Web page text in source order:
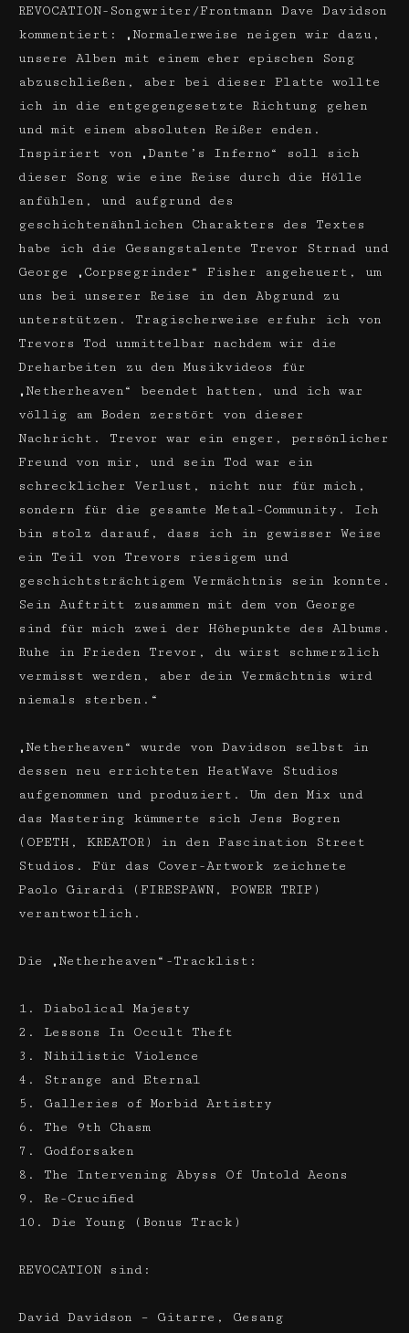
REVOCATION-Songwriter/Frontmann Dave Davidson
kommentiert: „Normalerweise neigen wir dazu,
unsere Alben mit einem eher epischen Song
abzuschließen, aber bei dieser Platte wollte
ich in die entgegengesetzte Richtung gehen
und mit einem absoluten Reißer enden.
Inspiriert von „Dante’s Inferno“ soll sich
dieser Song wie eine Reise durch die Hölle
anfühlen, und aufgrund des
geschichtenähnlichen Charakters des Textes
habe ich die Gesangstalente Trevor Strnad und
George „Corpsegrinder“ Fisher angeheuert, um
uns bei unserer Reise in den Abgrund zu
unterstützen. Tragischerweise erfuhr ich von
Trevors Tod unmittelbar nachdem wir die
Dreharbeiten zu den Musikvideos für
„Netherheaven“ beendet hatten, und ich war
völlig am Boden zerstört von dieser
Nachricht. Trevor war ein enger, persönlicher
Freund von mir, und sein Tod war ein
schrecklicher Verlust, nicht nur für mich,
sondern für die gesamte Metal-Community. Ich
bin stolz darauf, dass ich in gewisser Weise
ein Teil von Trevors riesigem und
geschichtsträchtigem Vermächtnis sein konnte.
Sein Auftritt zusammen mit dem von George
sind für mich zwei der Höhepunkte des Albums.
Ruhe in Frieden Trevor, du wirst schmerzlich
vermisst werden, aber dein Vermächtnis wird
niemals sterben.“
„Netherheaven“ wurde von Davidson selbst in
dessen neu errichteten HeatWave Studios
aufgenommen und produziert. Um den Mix und
das Mastering kümmerte sich Jens Bogren
(OPETH, KREATOR) in den Fascination Street
Studios. Für das Cover-Artwork zeichnete
Paolo Girardi (FIRESPAWN, POWER TRIP)
verantwortlich.
Die „Netherheaven“-Tracklist:
1. Diabolical Majesty
2. Lessons In Occult Theft
3. Nihilistic Violence
4. Strange and Eternal
5. Galleries of Morbid Artistry
6. The 9th Chasm
7. Godforsaken
8. The Intervening Abyss Of Untold Aeons
9. Re-Crucified
10. Die Young (Bonus Track)
REVOCATION sind:
David Davidson – Gitarre, Gesang